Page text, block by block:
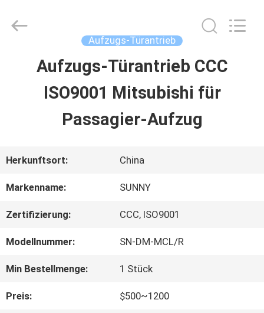
HAUS
PRODUKTE
VIDEOS
FABRIK-
AUSFLUG
SUNNY
Aufzugs-Türantrieb
Aufzugs-Türantrieb CCC
ISO9001 Mitsubishi für
Passagier-Aufzug
Herkunftsort: China
Markenname: SUNNY
Zertifizierung: CCC, ISO9001
Modellnummer: SN-DM-MCL/R
Min Bestellmenge: 1 Stück
Preis: $500~1200